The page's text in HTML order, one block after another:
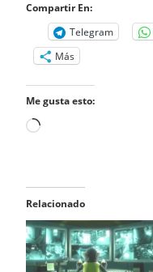
Compartir En:
Telegram
Más
Me gusta esto:
Cargando...
Relacionado